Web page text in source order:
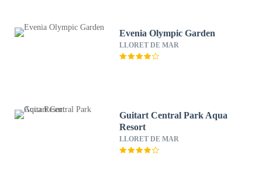
Evenia Olympic Garden
LLORET DE MAR
Guitart Central Park Aqua
Resort
LLORET DE MAR